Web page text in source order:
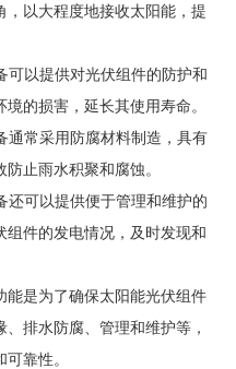
，以大程度地接收太阳能，提
可以提供对光伏组件的防护和
的损害，延长其使用寿命。
通常采用防腐材料制造，具有
止雨水积聚和腐蚀。
还可以提供便于管理和维护的
件的发电情况，及时发现和
能是为了确保太阳能光伏组件
排水防腐、管理和维护等，
靠性。